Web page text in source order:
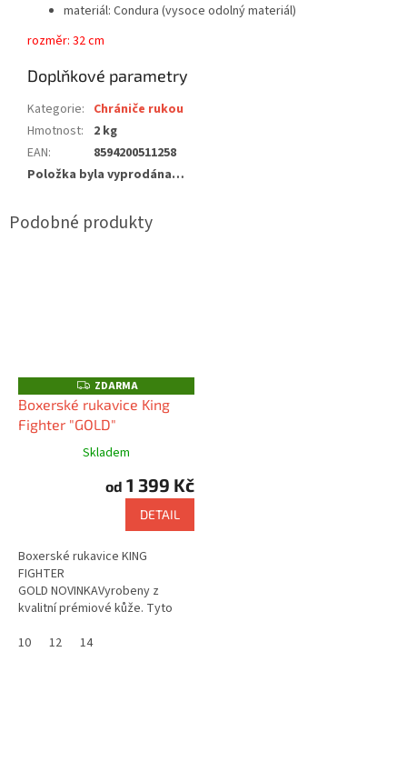
materiál: Condura (vysoce odolný materiál)
rozměr: 32 cm
Doplňkové parametry
Kategorie: Chrániče rukou
Hmotnost:
2 kg
EAN:
8594200511258
Položka byla vyprodána…
Z
D
A
R
A
ZDARMA
Boxerské rukavice King
Fighter "GOLD"
Skladem
od 1 399 Kč
DETAIL
Boxerské rukavice KING
FIGHTER
GOLD NOVINKAVyrobeny z
kvalitní prémiové kůže. Tyto
použít pro závodní, i tréninkové
10 12 14